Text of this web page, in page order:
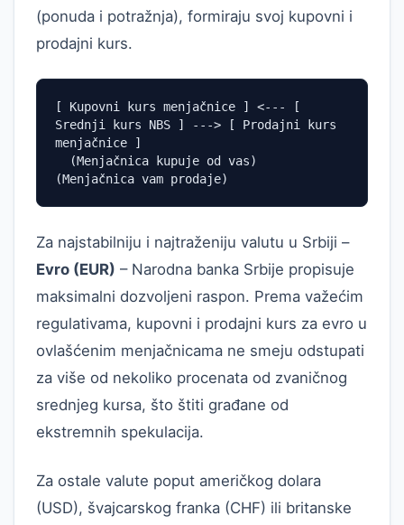
(ponuda i potražnja), formiraju svoj kupovni i
prodajni kurs.
[ Kupovni kurs menjačnice ] <--- [
Srednji kurs NBS ] ---> [ Prodajni kurs
menjačnice ]
(Menjačnica vam prodaje)
Za najstabilniju i najtraženiju valutu u Srbiji –
Evro (EUR) – Narodna banka Srbije propisuje
maksimalni dozvoljeni raspon. Prema važećim
regulativama, kupovni i prodajni kurs za evro u
ovlašćenim menjačnicama ne smeju odstupati
za više od nekoliko procenata od zvaničnog
srednjeg kursa, što štiti građane od
ekstremnih spekulacija.
Za ostale valute poput američkog dolara
(USD), švajcarskog franka (CHF) ili britanske